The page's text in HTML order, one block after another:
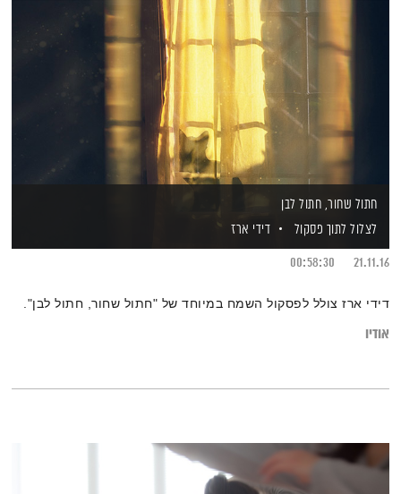
חתול שחור, חתול לבן
לצלול לתוך פסקול
דידי ארז
21.11.16
00:58:30
דידי ארז צולל לפסקול השמח במיוחד של "חתול שחור, חתול לבן".
אודיו